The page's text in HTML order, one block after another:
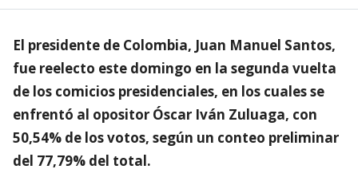
El presidente de Colombia, Juan Manuel Santos,
fue reelecto este domingo en la segunda vuelta
de los comicios presidenciales, en los cuales se
enfrentó al opositor Óscar Iván Zuluaga, con
50,54% de los votos, según un conteo preliminar
del 77,79% del total.